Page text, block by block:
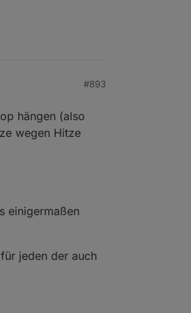
#893
hängen (also
wegen Hitze
einigermaßen
jeden der auch